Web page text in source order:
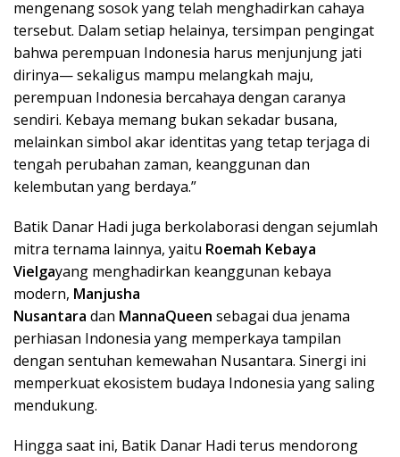
mengenang sosok yang telah menghadirkan cahaya
tersebut. Dalam setiap helainya, tersimpan pengingat
bahwa perempuan Indonesia harus menjunjung jati
dirinya— sekaligus mampu melangkah maju,
perempuan Indonesia bercahaya dengan caranya
sendiri. Kebaya memang bukan sekadar busana,
melainkan simbol akar identitas yang tetap terjaga di
tengah perubahan zaman, keanggunan dan
kelembutan yang berdaya.”
Batik Danar Hadi juga berkolaborasi dengan sejumlah
mitra ternama lainnya, yaitu Roemah Kebaya
Vielgayang menghadirkan keanggunan kebaya
modern, Manjusha
Nusantara dan MannaQueen sebagai dua jenama
perhiasan Indonesia yang memperkaya tampilan
dengan sentuhan kemewahan Nusantara. Sinergi ini
memperkuat ekosistem budaya Indonesia yang saling
mendukung.
Hingga saat ini, Batik Danar Hadi terus mendorong